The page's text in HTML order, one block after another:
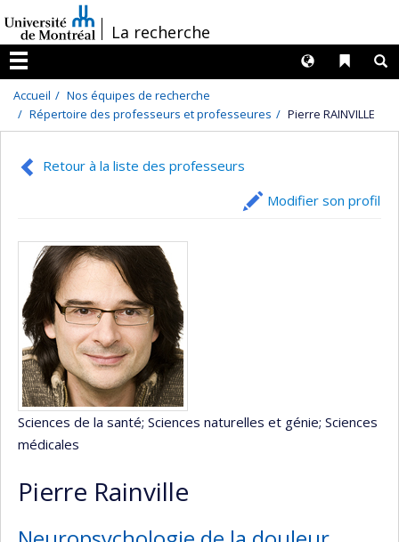
au
contenu
/La recherche
Menu
Liens
Langues
Accueil
Nos équipes de recherche
Répertoire des professeurs et professeures
Pierre RAINVILLE
Retour à la liste des professeurs
Modifier son profil
Sciences de la santé; Sciences naturelles et génie; Sciences
médicales
Pierre Rainville